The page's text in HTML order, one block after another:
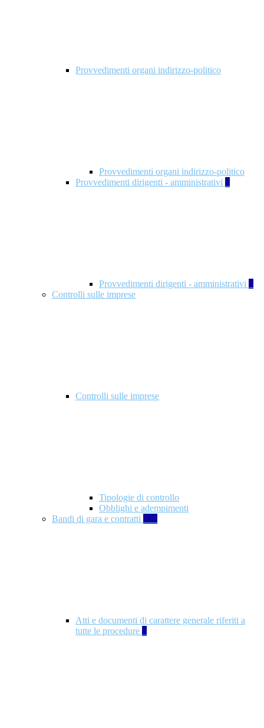
Provvedimenti organi indirizzo-politico
Provvedimenti organi indirizzo-politico
Provvedimenti dirigenti - amministrativi 3
Provvedimenti dirigenti - amministrativi 1
Controlli sulle imprese
Controlli sulle imprese
Tipologie di controllo
Obblighi e adempimenti
Bandi di gara e contratti 326
Atti e documenti di carattere generale riferiti a
tutte le procedure 5